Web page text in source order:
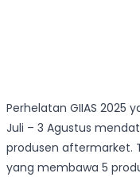
Perhelatan GIIAS 2025
Juli – 3 Agustus
produsen aftermarket.
yang membawa 5